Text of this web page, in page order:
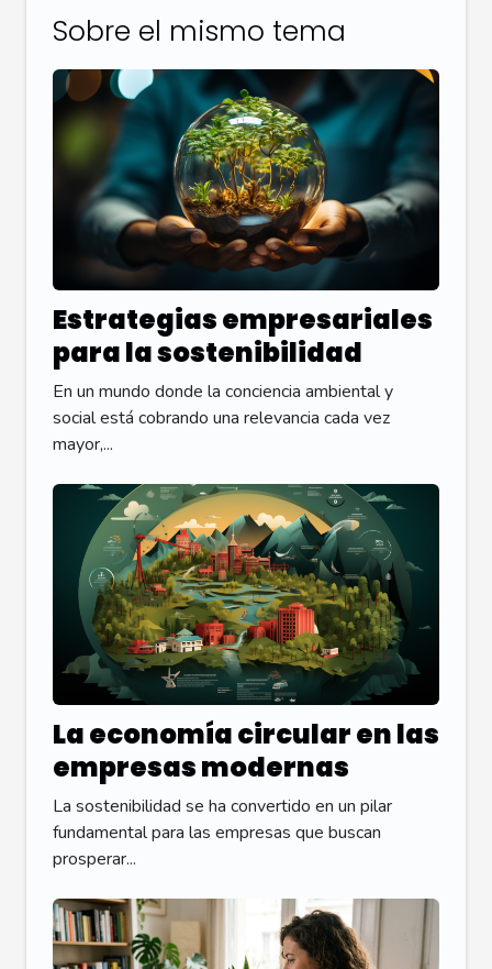
Sobre el mismo tema
Estrategias empresariales
para la sostenibilidad
En un mundo donde la conciencia ambiental y
social está cobrando una relevancia cada vez
mayor,...
La economía circular en las
empresas modernas
La sostenibilidad se ha convertido en un pilar
fundamental para las empresas que buscan
prosperar...